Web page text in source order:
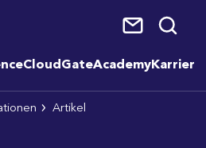
CloudGateAcademyKarriere
Artikel